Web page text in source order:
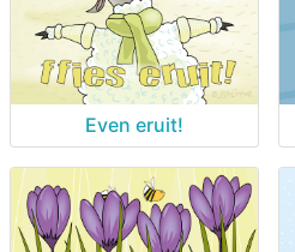
Even eruit!